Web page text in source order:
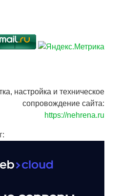
настройка и техническое
сопровождение сайта:
https://nehrena.ru